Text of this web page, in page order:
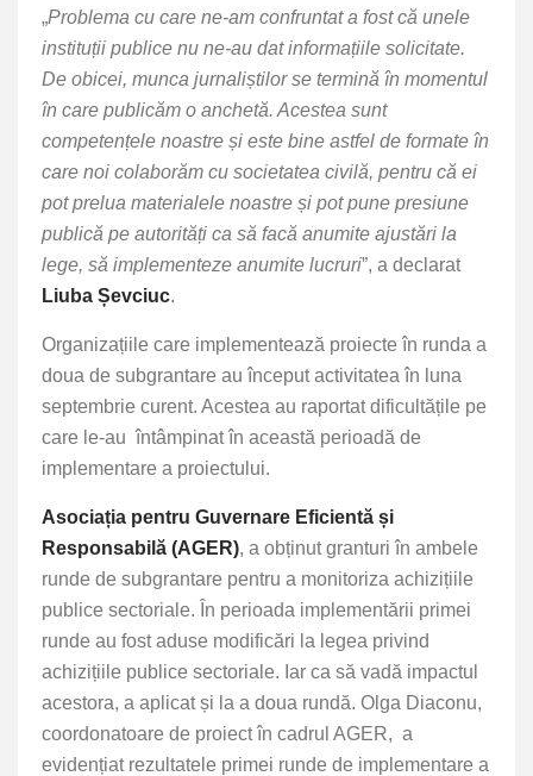
„Problema cu care ne-am confruntat a fost că unele
instituții publice nu ne-au dat informațiile solicitate.
De obicei, munca jurnaliștilor se termină în momentul
în care publicăm o anchetă. Acestea sunt
competențele noastre și este bine astfel de formate în
care noi colaborăm cu societatea civilă, pentru că ei
pot prelua materialele noastre și pot pune presiune
publică pe autorități ca să facă anumite ajustări la
lege, să implementeze anumite lucruri”, a declarat
Liuba Șevciuc.
Organizațiile care implementează proiecte în runda a
doua de subgrantare au început activitatea în luna
septembrie curent. Acestea au raportat dificultățile pe
care le-au întâmpinat în această perioadă de
implementare a proiectului.
Asociația pentru Guvernare Eficientă și
Responsabilă (AGER), a obținut granturi în ambele
runde de subgrantare pentru a monitoriza achizițiile
publice sectoriale. În perioada implementării primei
runde au fost aduse modificări la legea privind
achizițiile publice sectoriale. Iar ca să vadă impactul
acestora, a aplicat și la a doua rundă. Olga Diaconu,
coordonatoare de proiect în cadrul AGER, a
evidențiat rezultatele primei runde de implementare a